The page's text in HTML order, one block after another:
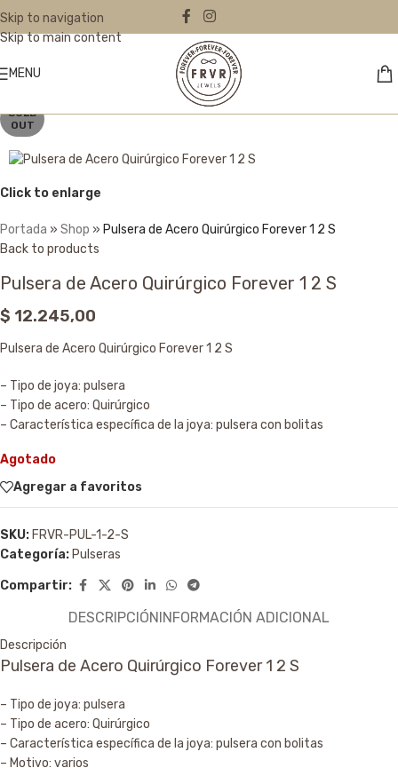
Skip to navigation
Skip to main content
MENU
SOLD
OUT
Click to enlarge
Portada » Shop » Pulsera de Acero Quirúrgico Forever 1 2 S
Back to products
Pulsera de Acero Quirúrgico Forever 1 2 S
$ 12.245,00
Pulsera de Acero Quirúrgico Forever 1 2 S
– Tipo de joya: pulsera
– Tipo de acero: Quirúrgico
– Característica específica de la joya: pulsera con bolitas
Agotado
Agregar a favoritos
SKU: FRVR-PUL-1-2-S
Categoría: Pulseras
Compartir:
DESCRIPCIÓNINFORMACIÓN ADICIONAL
Descripción
Pulsera de Acero Quirúrgico Forever 1 2 S
– Tipo de joya: pulsera
– Tipo de acero: Quirúrgico
– Característica específica de la joya: pulsera con bolitas
– Motivo: varios